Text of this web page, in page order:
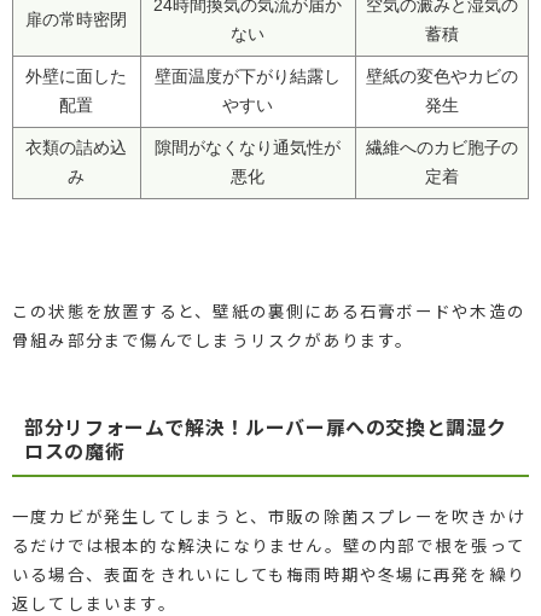
扉の常時密閉
24時間換気の気流が届か
ない
空気の澱みと湿気の
蓄積
外壁に面した
配置
壁面温度が下がり結露し
やすい
壁紙の変色やカビの
発生
衣類の詰め込
み
隙間がなくなり通気性が
悪化
繊維へのカビ胞子の
定着
この状態を放置すると、壁紙の裏側にある石膏ボードや木造の
骨組み部分まで傷んでしまうリスクがあります。
部分リフォームで解決！ルーバー扉への交換と調湿ク
ロスの魔術
一度カビが発生してしまうと、市販の除菌スプレーを吹きかけ
るだけでは根本的な解決になりません。壁の内部で根を張って
いる場合、表面をきれいにしても梅雨時期や冬場に再発を繰り
返してしまいます。